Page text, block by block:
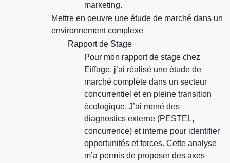
marketing.
Mettre en oeuvre une étude de marché dans un
environnement complexe
Rapport de Stage
Pour mon rapport de stage chez
Eiffage, j’ai réalisé une étude de
marché complète dans un secteur
concurrentiel et en pleine transition
écologique. J’ai mené des
diagnostics externe (PESTEL,
concurrence) et interne pour identifier
opportunités et forces. Cette analyse
m’a permis de proposer des axes